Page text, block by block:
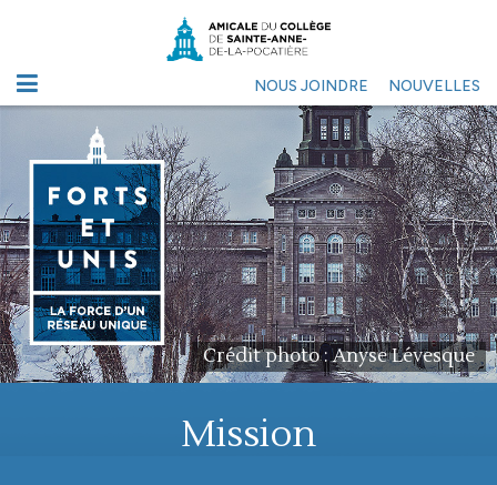
NOUS JOINDRE NOUVELLES
Crédit photo : Anyse Lévesque
Mission